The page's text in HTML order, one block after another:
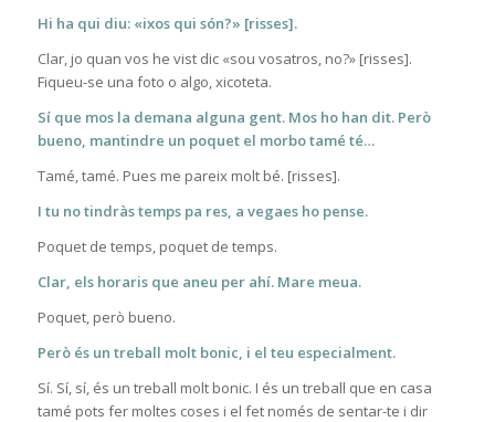
Hi ha qui diu: «ixos qui són?» [risses].
Clar, jo quan vos he vist dic «sou vosatros, no?» [risses].
Fiqueu-se una foto o algo, xicoteta.
Sí que mos la demana alguna gent. Mos ho han dit. Però
bueno, mantindre un poquet el morbo tamé té…
Tamé, tamé. Pues me pareix molt bé. [risses].
I tu no tindràs temps pa res, a vegaes ho pense.
Poquet de temps, poquet de temps.
Clar, els horaris que aneu per ahí. Mare meua.
Poquet, però bueno.
Però és un treball molt bonic, i el teu especialment.
Sí. Sí, sí, és un treball molt bonic. I és un treball que en casa
tamé pots fer moltes coses i el fet només de sentar-te i dir